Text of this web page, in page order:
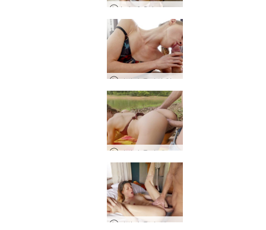
Jade & Sein의 친밀한 태국 리조트 로맨스
이반과 올리의 열렬한 연인
이반과 올리 베트남 호수 사랑
이반과 올리, 해변에서 섹스